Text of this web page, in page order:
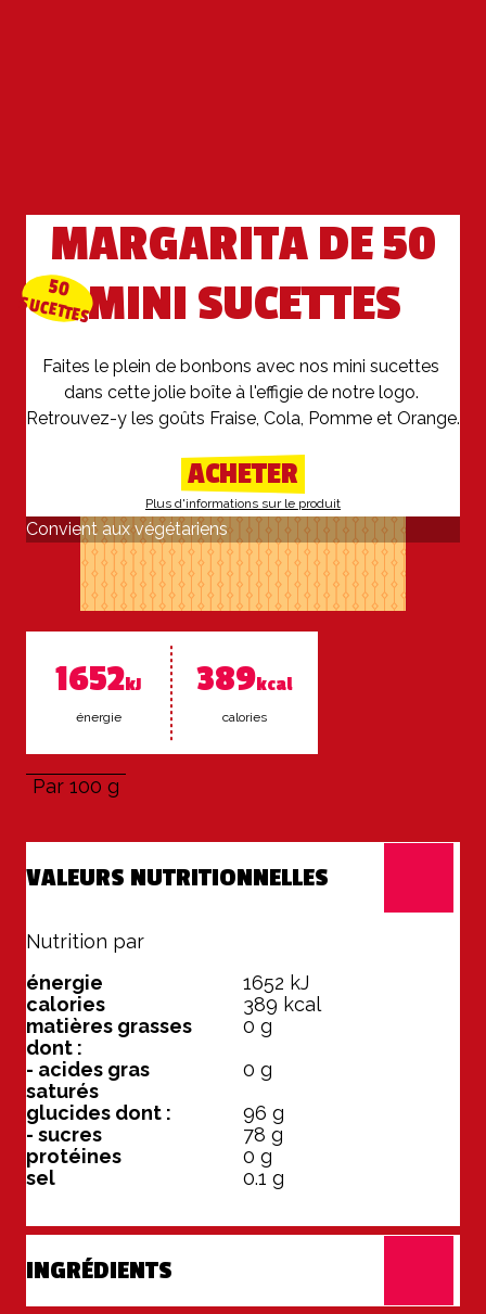
50
SUCETTES
MARGARITA DE 50
MINI SUCETTES
Faites le plein de bonbons avec nos mini sucettes
dans cette jolie boîte à l'effigie de notre logo.
Retrouvez-y les goûts Fraise, Cola, Pomme et Orange.
ACHETER
Plus d'informations sur le produit
Convient aux végétariens
1652kJ
éner­gie
389kcal
ca­lo­ries
Par 100 g
VALEURS NUTRITIONNELLES
Nutrition par
énergie 1652 kJ
calories
389 kcal
matières grasses
dont :
0 g
- acides gras
saturés
0 g
glucides dont :
96 g
- sucres
78 g
protéines
0 g
sel
0.1 g
INGRÉDIENTS